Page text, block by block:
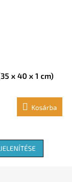
x 40 x 1 cm)
Kosárba